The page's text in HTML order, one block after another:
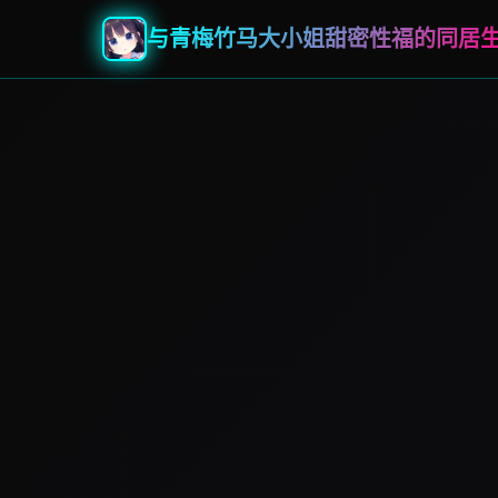
与青梅竹马大小姐甜密性福的同居